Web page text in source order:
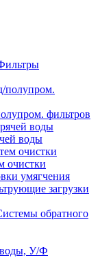
фильтров
воды
очистки
умягчения
загрузки
обратного